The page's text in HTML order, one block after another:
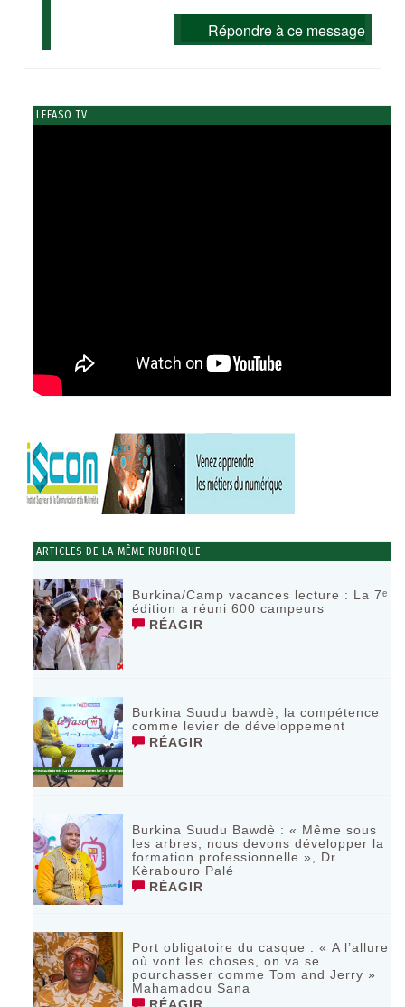
Répondre à ce message
LEFASO TV
ARTICLES DE LA MÊME RUBRIQUE
Burkina/Camp vacances lecture : La 7ᵉ
édition a réuni 600 campeurs
RÉAGIR
Burkina Suudu bawdè, la compétence
comme levier de développement
RÉAGIR
Burkina Suudu Bawdè : « Même sous
les arbres, nous devons développer la
formation professionnelle », Dr
Kèrabouro Palé
RÉAGIR
Port obligatoire du casque : « A l’allure
où vont les choses, on va se
pourchasser comme Tom and Jerry »
Mahamadou Sana